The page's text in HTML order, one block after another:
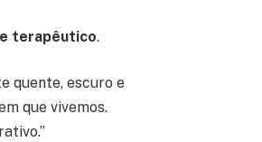
terapêutico.
quente, escuro e
que vivemos.